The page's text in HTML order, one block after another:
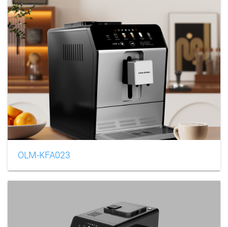
OLM-KFA023